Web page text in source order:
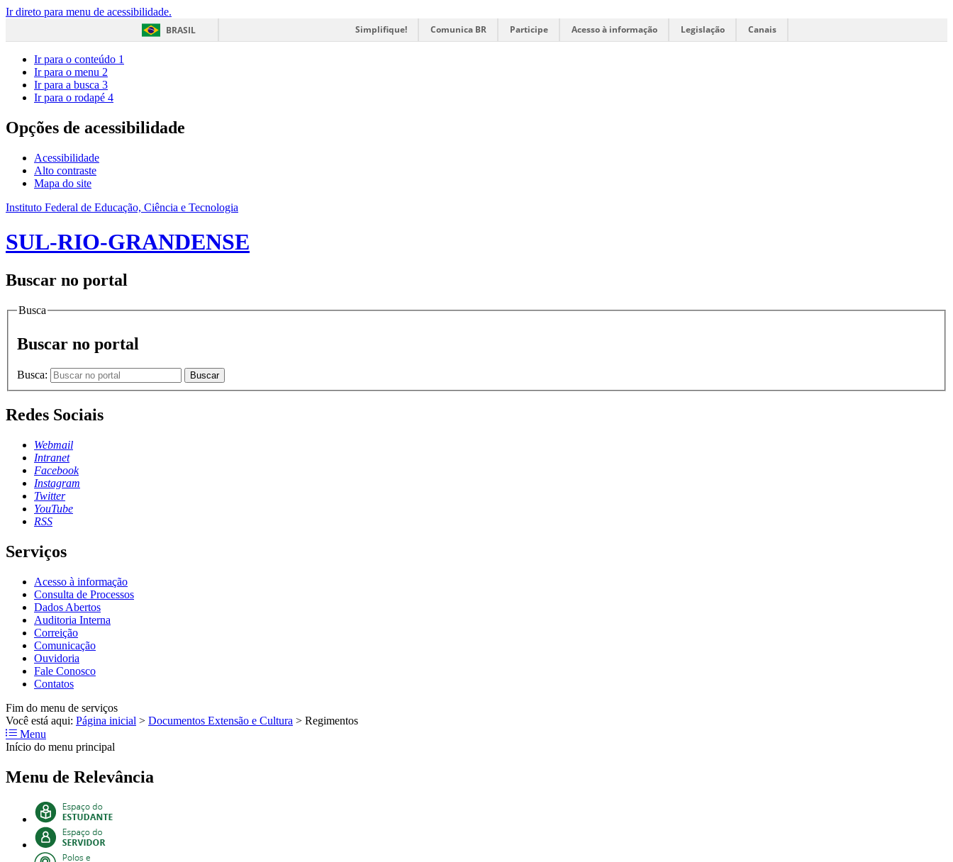
Ir direto para menu de acessibilidade.
BRASIL
Simplifique! Comunica BR Participe Acesso à informação Legislação Canais
Ir para o conteúdo 1
Ir para o menu 2
Ir para a busca 3
Ir para o rodapé 4
Opções de acessibilidade
Acessibilidade
Alto contraste
Mapa do site
Instituto Federal de Educação, Ciência e Tecnologia
SUL-RIO-GRANDENSE
Buscar no portal
Busca
Buscar no portal
Busca: Buscar
Redes Sociais
Webmail
Intranet
Facebook
Instagram
Twitter
YouTube
RSS
Serviços
Acesso à informação
Consulta de Processos
Dados Abertos
Auditoria Interna
Correição
Comunicação
Ouvidoria
Fale Conosco
Contatos
Fim do menu de serviços
Você está aqui: Página inicial > Documentos Extensão e Cultura > Regimentos
Menu
Início do menu principal
Menu de Relevância